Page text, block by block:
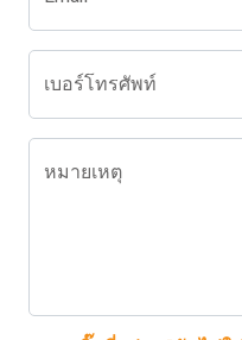
เบอร์โทรศัพท์
หมายเหตุ